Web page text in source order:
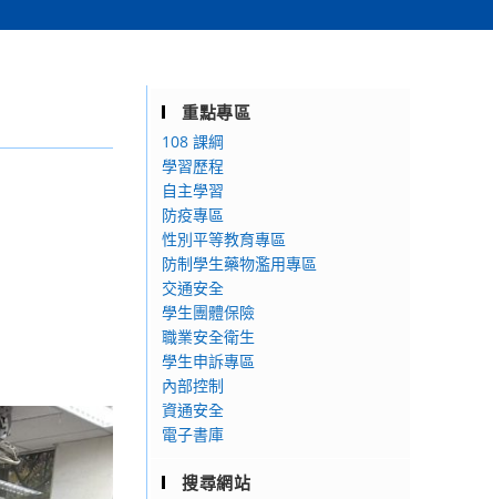
重點專區
108 課綱
學習歷程
自主學習
防疫專區
性別平等教育專區
防制學生藥物濫用專區
交通安全
學生團體保險
職業安全衛生
學生申訴專區
內部控制
資通安全
電子書庫
搜尋網站